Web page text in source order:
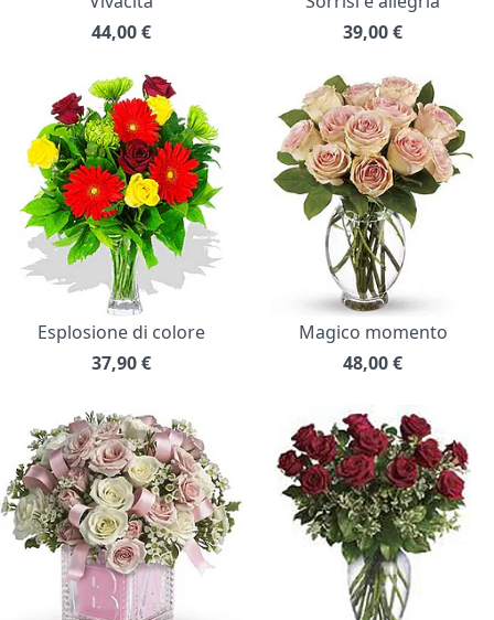
44,00€
39,00€
Esplosione di colore
37,90€
Magico momento
48,00€